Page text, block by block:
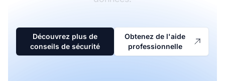
Découvrez plus de
conseils de sécurité
Obtenez de l'aide
professionnelle